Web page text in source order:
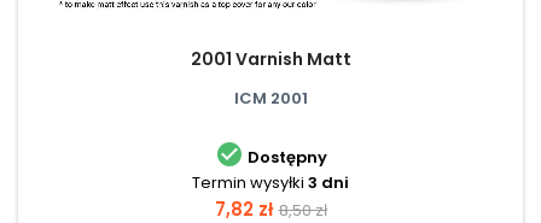
2001 Varnish Matt
ICM 2001
 Dostępny
Termin wysyłki 3 dni
Cena
7,82 zł Cena
8,50 zł